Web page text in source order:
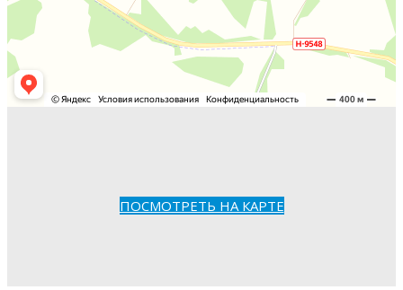
ПОСМОТРЕТЬ НА КАРТЕ